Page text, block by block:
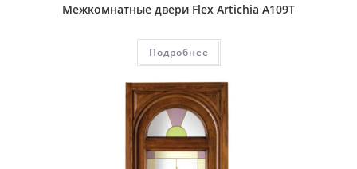
Межкомнатные двери Flex Artichia A109T
Подробнее